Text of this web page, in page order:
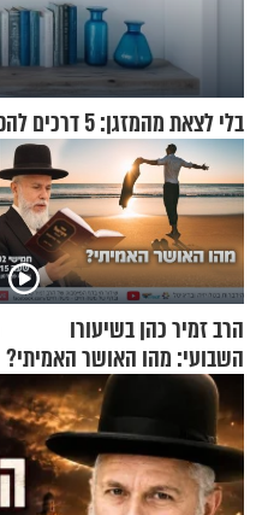
בלי לצאת מהמזגן: 5 דרכים להפוך את הבית לפינת נופש מעוצבת
הרב זמיר כהן בשיעורו
השבועי: מהו האושר האמיתי?